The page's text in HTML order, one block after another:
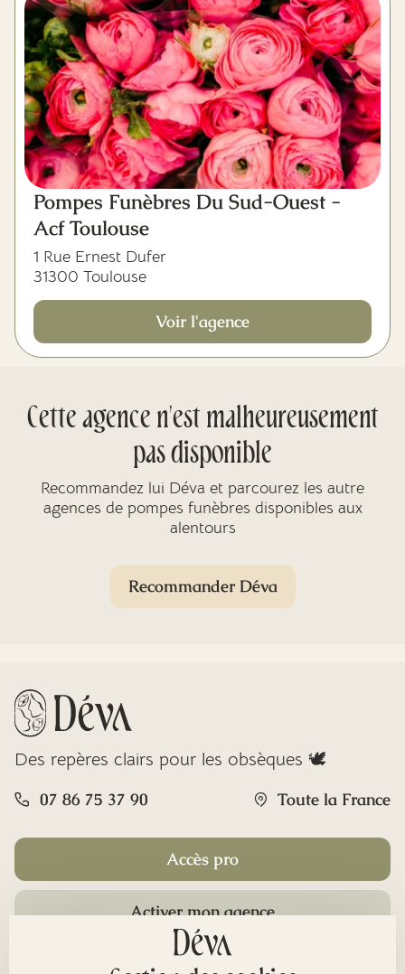
Pompes Funèbres Du Sud-Ouest -
Acf Toulouse
1 Rue Ernest Dufer
31300 Toulouse
Voir l'agence
Cette agence n'est malheureusement
pas disponible
Recommandez lui Déva et parcourez les autre
agences de pompes funèbres disponibles aux
alentours
Recommander Déva
Des repères clairs pour les obsèques 🕊️
07 86 75 37 90 Toute la France
Accès pro
Activer mon agence